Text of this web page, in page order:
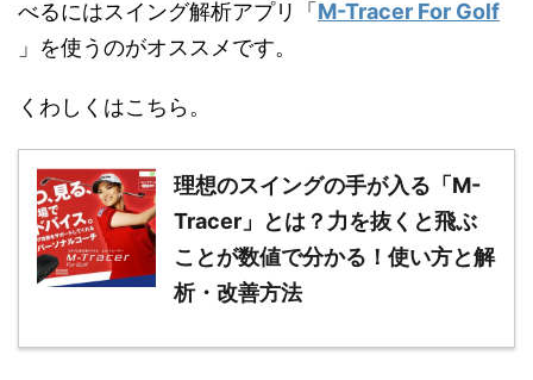
べるにはスイング解析アプリ「M-Tracer For Golf
」を使うのがオススメです。
くわしくはこちら。
理想のスイングの手が入る「M-
Tracer」とは？力を抜くと飛ぶ
ことが数値で分かる！使い方と解
析・改善方法